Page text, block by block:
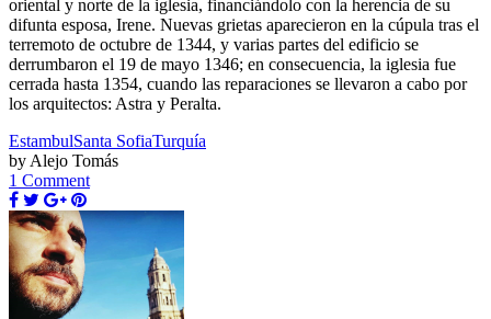
oriental y norte de la iglesia, financiándolo con la herencia de su
difunta esposa, Irene. Nuevas grietas aparecieron en la cúpula tras el
terremoto de octubre de 1344, y varias partes del edificio se
derrumbaron el 19 de mayo 1346; en consecuencia, la iglesia fue
cerrada hasta 1354, cuando las reparaciones se llevaron a cabo por
los arquitectos: Astra y Peralta.
EstambulSanta SofiaTurquía
by Alejo Tomás
1 Comment